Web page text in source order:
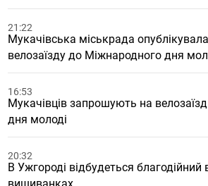
21:22
Мукачівська міськрада
велозаїзду до Міжнародного дня
16:53
Мукачівців запрошують на
дня молоді
20:32
В Ужгороді відбудеться благодійний